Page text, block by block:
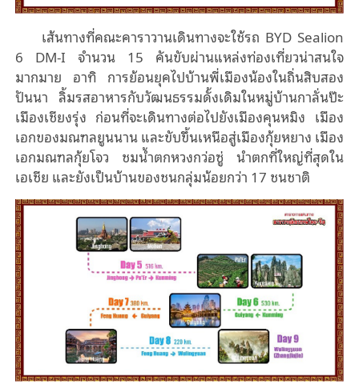
เส้นทางที่คณะคาราวานเดินทางจะใช้รถ BYD Sealion
6 DM-I จำนวน 15 คันขับผ่านแหล่งท่องเที่ยวน่าสนใจ
มากมาย อาทิ การย้อนยุคไปบ้านพี่เมืองน้องในถิ่นสิบสอง
ปันนา ลิ้มรสอาหารกับวัฒนธรรมดั้งเดิมในหมู่บ้านกาลั่นป๊ะ
เมืองเชียงรุ่ง ก่อนที่จะเดินทางต่อไปยังเมืองคุนหมิง เมือง
เอกของมณฑลยูนนาน และขับขึ้นเหนือสู่เมืองกุ้ยหยาง เมือง
เอกมณฑลกุ้ยโจว ชมน้ำตกหวงกว่อซู่ นำตกที่ใหญ่ที่สุดใน
เอเชีย และยังเป็นบ้านของชนกลุ่มน้อยกว่า 17 ชนชาติ